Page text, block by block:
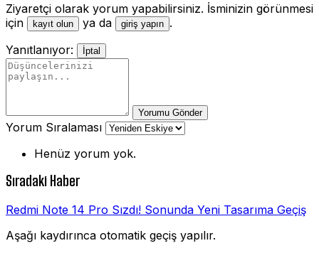
Ziyaretçi olarak yorum yapabilirsiniz. İsminizin görünmesi
için
kayıt olun ya da giriş yapın .
Yanıtlanıyor:
İptal
Yorumu Gönder
Yorum Sıralaması
Henüz yorum yok.
Sıradaki Haber
Redmi Note 14 Pro Sızdı! Sonunda Yeni Tasarıma Geçiş
Aşağı kaydırınca otomatik geçiş yapılır.